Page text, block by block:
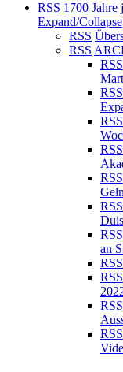
RSS 1700 Jahre
Expand/Collapse
RSS
RSS
RSS
RSS
RSS
RSS
RSS
RSS
RSS
an
RSS
RSS
RSS
RSS